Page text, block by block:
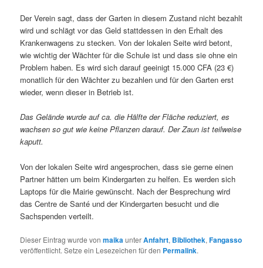
Der Verein sagt, dass der Garten in diesem Zustand nicht bezahlt
wird und schlägt vor das Geld stattdessen in den Erhalt des
Krankenwagens zu stecken. Von der lokalen Seite wird betont,
wie wichtig der Wächter für die Schule ist und dass sie ohne ein
Problem haben. Es wird sich darauf geeinigt 15.000 CFA (23 €)
monatlich für den Wächter zu bezahlen und für den Garten erst
wieder, wenn dieser in Betrieb ist.
Das Gelände wurde auf ca. die Hälfte der Fläche reduziert, es
wachsen so gut wie keine Pflanzen darauf. Der Zaun ist teilweise
kaputt.
Von der lokalen Seite wird angesprochen, dass sie gerne einen
Partner hätten um beim Kindergarten zu helfen. Es werden sich
Laptops für die Mairie gewünscht. Nach der Besprechung wird
das Centre de Santé und der Kindergarten besucht und die
Sachspenden verteilt.
Dieser Eintrag wurde vonmaikaunterAnfahrt, Bibliothek,Fangasso
veröffentlicht. Setze ein Lesezeichen für den Permalink.